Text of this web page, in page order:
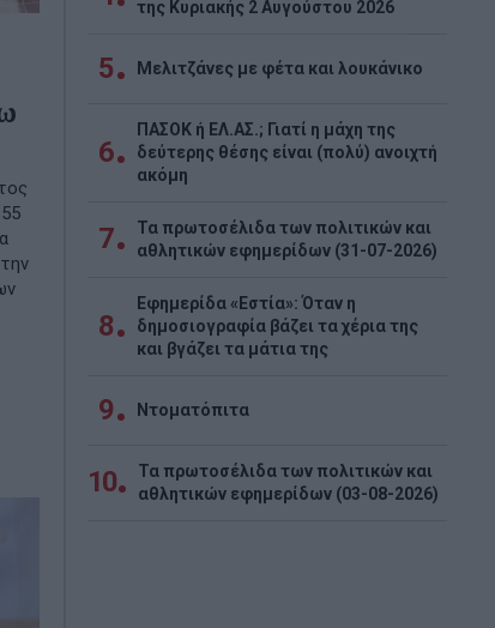
της Κυριακής 2 Αυγούστου 2026
5 Μελιτζάνες με φέτα και λουκάνικο
6
ΠΑΣΟΚ ή ΕΛ.ΑΣ.; Γιατί η μάχη της
δεύτερης θέσης είναι (πολύ) ανοιχτή
ακόμη
7
Τα πρωτοσέλιδα των πολιτικών και
αθλητικών εφημερίδων (31-07-2026)
8
Εφημερίδα «Εστία»: Όταν η
δημοσιογραφία βάζει τα χέρια της
και βγάζει τα μάτια της
9 Ντοματόπιτα
10
Τα πρωτοσέλιδα των πολιτικών και
αθλητικών εφημερίδων (03-08-2026)